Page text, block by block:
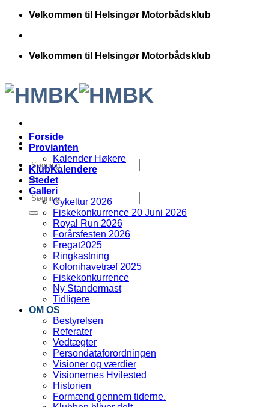
Fortsæt
indhold
Velkommen til Helsingør Motorbådsklub
Velkommen til Helsingør Motorbådsklub
Forside
Provianten
Kalender Høkere
KlubKalendere
Stedet
Galleri
Cykeltur 2026
Fiskekonkurrence 20 Juni 2026
Royal Run 2026
Forårsfesten 2026
Fregat2025
Ringkastning
Kolonihavetræf 2025
Fiskekonkurrence
Ny Standermast
Tidligere
OM OS
Bestyrelsen
Referater
Vedtægter
Persondataforordningen
Visioner og værdier
Visionernes Hvilested
Historien
Formænd gennem tiderne.